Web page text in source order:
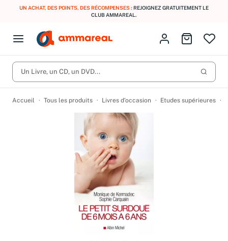
UN ACHAT, DES POINTS, DES RÉCOMPENSES : REJOIGNEZ GRATUITEMENT LE
CLUB AMMAREAL.
Open menu
Fermer le menu
CD d'occasion
Meilleures ventes
Nos engagements
Produits Catégories
Vous n'avez pas trouvé l'article que vous cherchiez ?
Activez les notifications dans votre compte pour être alerté dès
qu'il est en stock.
Créer une alerte
Identifiez-vous
Aller au
Un Livre, un CD, un DVD...
Accueil Tous les produits Livres d’occasion Etudes supérieures